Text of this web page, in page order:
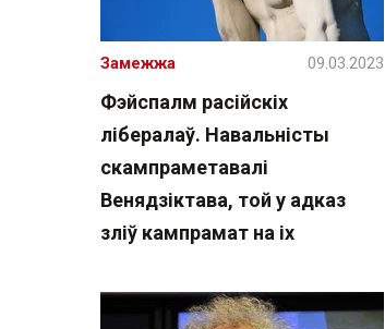
Фэйспалм расійскіх
лібералаў. Навальністы
скампраметавалі
Венядзіктава, той у адказ
зліў кампрамат на іх
Замежжа 09.03.2023